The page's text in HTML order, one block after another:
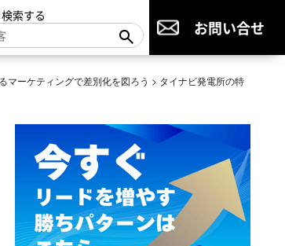
索する
お問い合せ
マーケティングで差別化を図ろう > タイナビ発電所の特